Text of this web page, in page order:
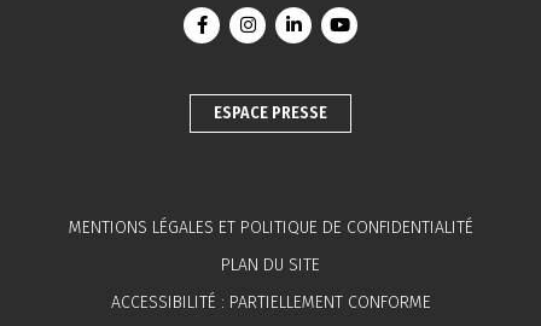
Lien vers le compte Facebook
Lien vers le compte Instagram
Lien vers le compte Linkedin
Lien vers la chaîne
ESPACE PRESSE
MENTIONS LÉGALES ET POLITIQUE DE CONFIDENTIALITÉ
PLAN DU SITE
ACCESSIBILITÉ : PARTIELLEMENT CONFORME